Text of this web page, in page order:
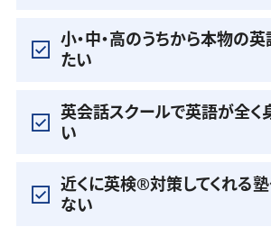
小・中・高のうちから本物の
たい
英会話スクールで英語が全く
い
近くに英検®️対策してくれる
ない